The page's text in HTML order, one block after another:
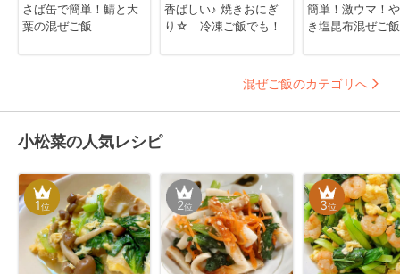
さば缶で簡単！鯖と大
葉の混ぜご飯
香ばしい♪ 焼きおにぎ
り☆ 冷凍ご飯でも！
簡単！激ウマ！
き塩昆布混ぜご飯
混ぜご飯のカテゴリへ
小松菜の人気レシピ
1位 2位 3位